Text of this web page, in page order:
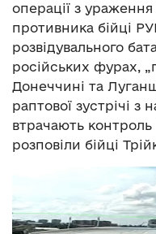
операції з ураження
противника бійці
розвідувального
російських фурах,
Донеччині та
раптової зустрічі
втрачають контроль
розповіли бійці